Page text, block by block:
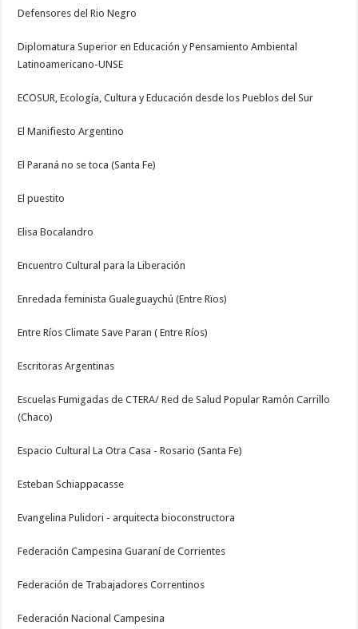
Defensores del Rio Negro
Diplomatura Superior en Educación y Pensamiento Ambiental
Latinoamericano-UNSE
ECOSUR, Ecología, Cultura y Educación desde los Pueblos del Sur
El Manifiesto Argentino
El Paraná no se toca (Santa Fe)
El puestito
Elisa Bocalandro
Encuentro Cultural para la Liberación
Enredada feminista Gualeguaychú (Entre Rïos)
Entre Ríos Climate Save Paran ( Entre Ríos)
Escritoras Argentinas
Escuelas Fumigadas de CTERA/ Red de Salud Popular Ramón Carrillo
(Chaco)
Espacio Cultural La Otra Casa - Rosario (Santa Fe)
Esteban Schiappacasse
Evangelina Pulidori - arquitecta bioconstructora
Federación Campesina Guaraní de Corrientes
Federación de Trabajadores Correntinos
Federación Nacional Campesina